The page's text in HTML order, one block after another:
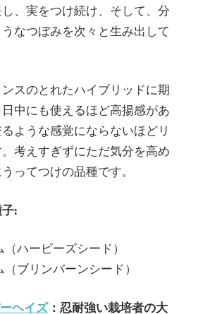
、実をつけ続け、そして、分
なつぼみを次々と生み出して
スのとれたハイブリッドに期
中にも使えるほど高揚感があ
ような感覚にならないほどリ
考えすぎずにただ気分を高め
ってつけの品種です。
:
ハービーズシード）
ブリンバーンシード）
ヘイズ：忍耐強い栽培者の大